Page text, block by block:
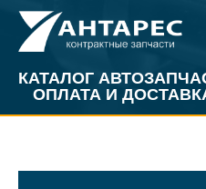
КАТАЛОГ
ОПЛАТА И